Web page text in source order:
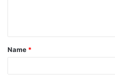
t
*
Name *